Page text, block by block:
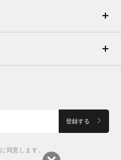
登録する
に同意します。